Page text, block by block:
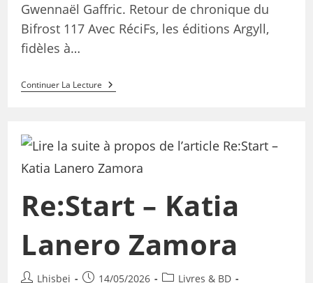
Gwennaël Gaffric. Retour de chronique du
Bifrost 117 Avec RéciFs, les éditions Argyll,
fidèles à…
Continuer La Lecture
Re:Start – Katia
Lanero Zamora
Lhisbei 14/05/2026 Livres & BD